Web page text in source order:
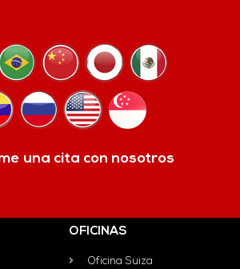
una cita con nosotros
OFICINAS
Oficina Suiza